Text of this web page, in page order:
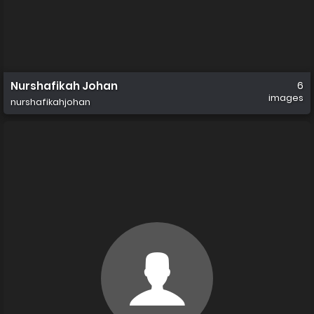
Nurshafikah Johan
nurshafikahjohan
6
images